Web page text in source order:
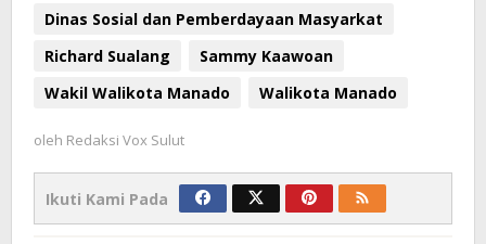
Dinas Sosial dan Pemberdayaan Masyarkat
Richard Sualang
Sammy Kaawoan
Wakil Walikota Manado
Walikota Manado
oleh Redaksi Vox Sulut
Ikuti Kami Pada